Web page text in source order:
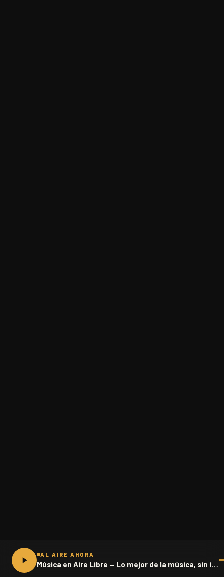
AL AIRE AHORA